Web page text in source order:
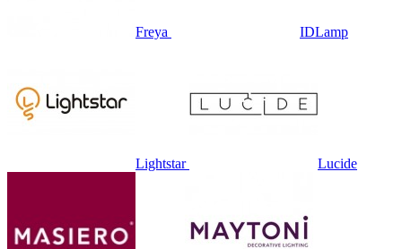
Freya IDLamp
Lightstar Lucide